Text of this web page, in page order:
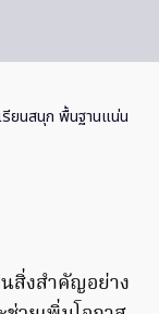
ยนสนุก พื้นฐานแน่น
สิ่งสำคัญอย่าง